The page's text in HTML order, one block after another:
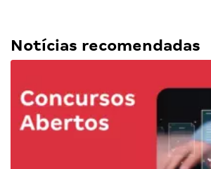
Notícias recomendadas